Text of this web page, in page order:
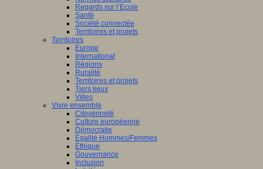
Regards sur l’Ecole
Santé
Société connectée
Territoires et projets
Territoires
Europe
International
Régions
Ruralité
Territoires et projets
Tiers lieux
Villes
Vivre ensemble
Citoyenneté
Culture européenne
Démocratie
Egalité Hommes/Femmes
Ethique
Gouvernance
Inclusion